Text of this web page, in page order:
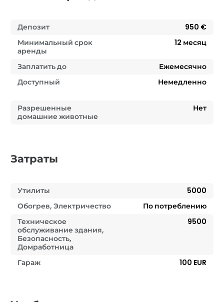
Депозит
950 €
Минимальный срок
аренды
12 месяц
Заплатить до
Ежемесячно
Доступный
Немедленно
Разрешенные
домашние животные
Нет
Затраты
Утилиты
5000
Обогрев, Электричество
По потреблению
Техническое
обслуживание здания,
Безопасность,
Домработница
9500
Гараж 100 EUR